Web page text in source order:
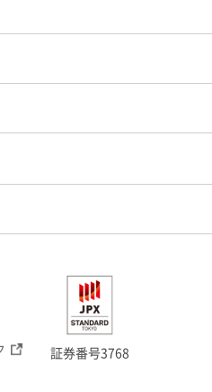
証券番号3768